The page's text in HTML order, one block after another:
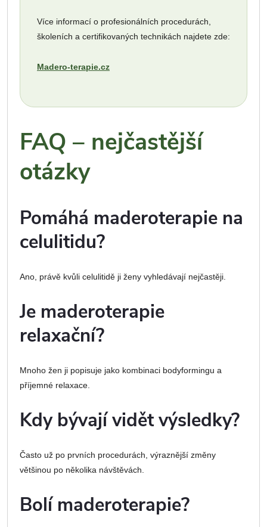
Více informací o profesionálních procedurách,
školeních a certifikovaných technikách najdete zde:
Madero-terapie.cz
FAQ – nejčastější
otázky
Pomáhá maderoterapie na
celulitidu?
Ano, právě kvůli celulitidě ji ženy vyhledávají nejčastěji.
Je maderoterapie
relaxační?
Mnoho žen ji popisuje jako kombinaci bodyformingu a
příjemné relaxace.
Kdy bývají vidět výsledky?
Často už po prvních procedurách, výraznější změny
většinou po několika návštěvách.
Bolí maderoterapie?